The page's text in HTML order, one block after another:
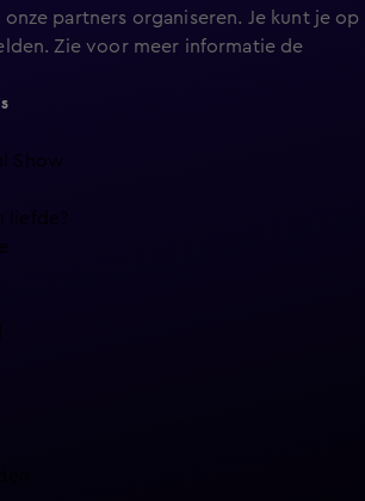
partners organiseren. Je kunt je op
Zie voor meer informatie de
Show
liefde?